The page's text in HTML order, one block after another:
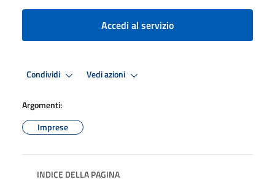
Accedi al servizio
Condividi Vedi azioni
Argomenti:
Imprese
INDICE DELLA PAGINA